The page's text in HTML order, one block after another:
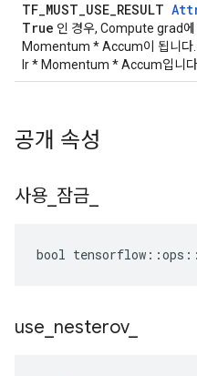
TF_MUST_USE_RESULT
True 인 경우, Compute grad
Momentum * Accum이 됩니다.
lr * Momentum * Accum입니다.
공개 속성
사용 잠금
bool
use nesterov_